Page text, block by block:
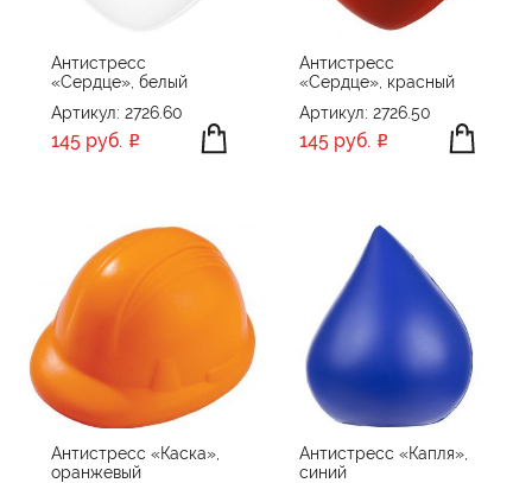
Антистресс
«Сердце», белый
Артикул: 2726.60
145 руб.
Антистресс
«Сердце», красный
Артикул: 2726.50
145 руб.
Антистресс «Каска»,
оранжевый
Антистресс «Капля»,
синий